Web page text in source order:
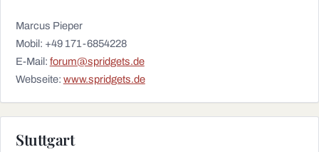
Marcus Pieper
Mobil: +49 171-6854228
E-Mail: forum@spridgets.de
Webseite: www.spridgets.de
Stuttgart